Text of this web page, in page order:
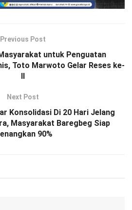
Previous Post
untuk Penguatan
Toto Marwoto Gelar Reses ke-
II
Next Post
Konsolidasi Di 20 Hari Jelang
Masyarakat Baregbeg Siap
90%